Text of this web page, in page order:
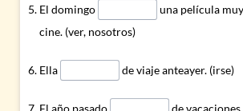
El domingo
una película
cine. (ver, nosotros)
Ella de viaje anteayer. (irse)
El año pasado
de